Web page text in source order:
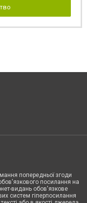
попередньої згоди
посилання на
видань обов'язкове
систем гіперпосилання